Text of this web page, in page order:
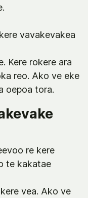
vavakevakea
Kere rokere ara
reo. Ako ve eke
oepoa tora.
re kere
te kakatae
vea. Ako ve